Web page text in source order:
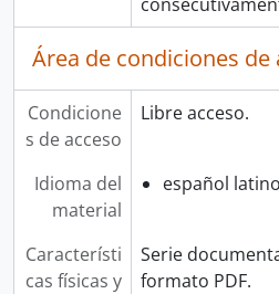
Área de condiciones de
Condicione
s de acceso
Libre acceso.
Idioma del
material
español
Característi
cas físicas y
Serie
formato PDF.